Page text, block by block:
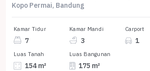
Kopo Permai, Bandung
Kamar Tidur
7
Kamar Mandi
3
Carport
1
Luas Tanah
154 m²
Luas Bangunan
175 m²